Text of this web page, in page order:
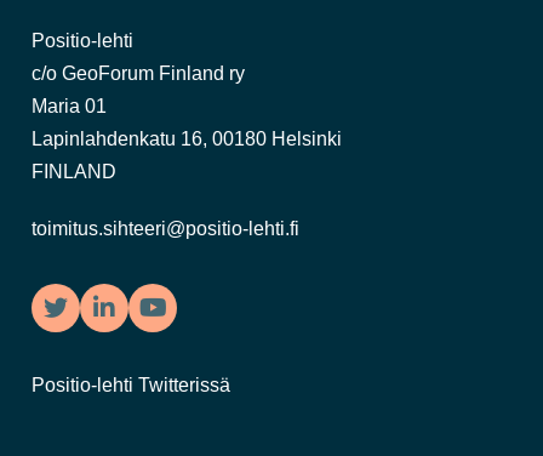
Positio-lehti
c/o GeoForum Finland ry
Maria 01
Lapinlahdenkatu 16, 00180 Helsinki
FINLAND
toimitus.sihteeri@positio-lehti.fi
TwitterLinkedInYouTube
Positio-lehti Twitterissä